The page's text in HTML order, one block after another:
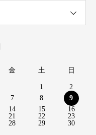
金 土 日
1
2
7 8
9
14 15
16
21 22
23
28 29
30